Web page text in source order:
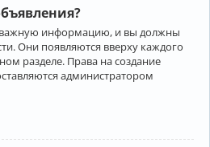
важную информацию, и вы должны
Они появляются вверху каждого
разделе. Права на создание
администратором